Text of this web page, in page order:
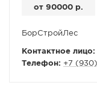
от 90000 р.
БорСтройЛес
Контактное лицо:
Телефон: +7